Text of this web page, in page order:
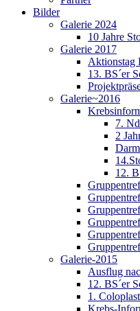
Bilder
Galerie 2024
10 Jahre
Galerie 2017
Aktionstag
13. BS´er
Galerie~2016
7.
2
12.
Galerie-2015
Ausflug
12. BS´er
1.
Krebs-